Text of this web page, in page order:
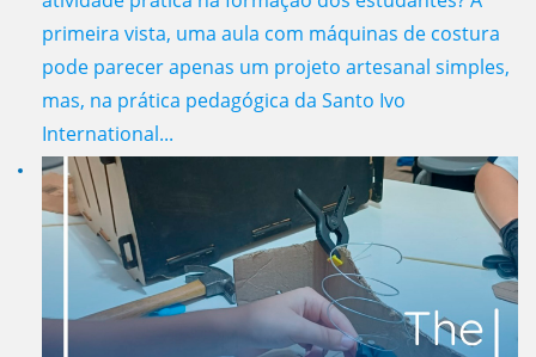
primeira vista, uma aula com máquinas de costura
pode parecer apenas um projeto artesanal simples,
mas, na prática pedagógica da Santo Ivo
International...